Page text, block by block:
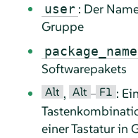
user : Der
Gruppe
package_name
Softwarepakets
Alt , Alt – F1 :
einer Tastatur in